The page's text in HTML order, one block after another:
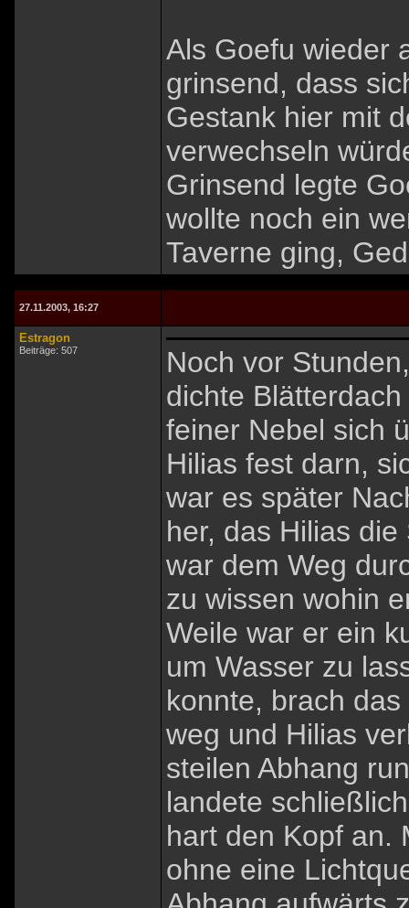
Als Goefu wieder
grinsend, dass
Gestank hier mit
verwechseln
Grinsend legte
wollte noch ein
Taverne ging,
27.11.2003, 16:27
Estragon
Beiträge: 507
Noch vor
dichte
feiner Nebel sich
Hilias fest darn,
war es später
her, das Hilias
war dem Weg
zu wissen wohin
Weile war er ein
um Wasser zu
konnte, brach
weg und Hilias
steilen Abhang
landete
hart den Kopf an.
ohne eine